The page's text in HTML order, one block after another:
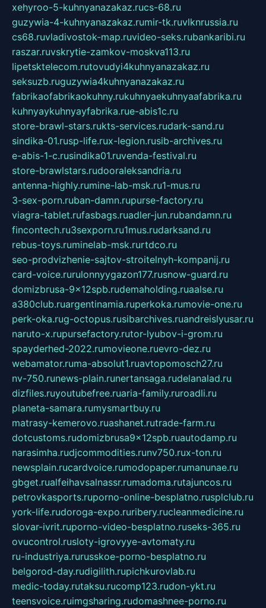
xehyroo-5-kuhnyanazakaz.rucs-68.ru
guzywia-4-kuhnyanazakaz.rumir-tk.ruvlknrussia.ru
cs68.ruvladivostok-map.ruvideo-seks.rubankaribi.ru
raszar.ruvskrytie-zamkov-moskva113.ru
lipetsktelecom.rutovudyi4kuhnyanazakaz.ru
seksuzb.ruguzywia4kuhnyanazakaz.ru
fabrikaofabrikaokuhny.rukuhnyaekuhnyaafabrika.ru
kuhnyaykuhnyayfabrika.rue-abis1c.ru
store-brawl-stars.rukts-services.rudark-sand.ru
sindika-01.rusp-life.rux-legion.rusib-archives.ru
e-abis-1-c.rusindika01.ruvenda-festival.ru
store-brawlstars.rudooraleksandria.ru
antenna-highly.rumine-lab-msk.ru1-mus.ru
3-sex-porn.ruban-damn.rupurse-factory.ru
viagra-tablet.rufasbags.ruadler-jun.rubandamn.ru
fincontech.ru3sexporn.ru1mus.rudarksand.ru
rebus-toys.ruminelab-msk.rurtdco.ru
seo-prodvizhenie-sajtov-stroitelnyh-kompanij.ru
card-voice.rurulonnyygazon177.rusnow-guard.ru
domizbrusa-9x12spb.rudemaholding.ruaalse.ru
a380club.ruargentinamia.ruperkoka.rumovie-one.ru
perk-oka.rug-octopus.rusibarchives.ruandreislyusar.ru
naruto-x.rupursefactory.rutor-lyubov-i-grom.ru
spayderhed-2022.rumovieone.ruevro-dez.ru
webamator.ruma-absolut1.ruavtopomosch27.ru
nv-750.runews-plain.runertansaga.rudelanalad.ru
dizfiles.ruyoutubefree.ruaria-family.ruroadli.ru
planeta-samara.rumysmartbuy.ru
matrasy-kemerovo.ruashanet.rutrade-farm.ru
dotcustoms.rudomizbrusa9x12spb.ruautodamp.ru
narasimha.rudjcommodities.runv750.rux-ton.ru
newsplain.rucardvoice.rumodopaper.rumanunae.ru
gbget.rualfeihavsalnassr.rumadoma.rutajuncos.ru
petrovkasports.ruporno-online-besplatno.rusplclub.ru
york-life.rudoroga-expo.ruribery.rucleanmedicine.ru
slovar-ivrit.ruporno-video-besplatno.ruseks-365.ru
ovucontrol.rusloty-igrovyye-avtomaty.ru
ru-industriya.rurusskoe-porno-besplatno.ru
belgorod-day.rudigilith.rupichkurovlab.ru
medic-today.rutaksu.rucomp123.rudon-ykt.ru
teensvoice.ruimgsharing.rudomashnee-porno.ru